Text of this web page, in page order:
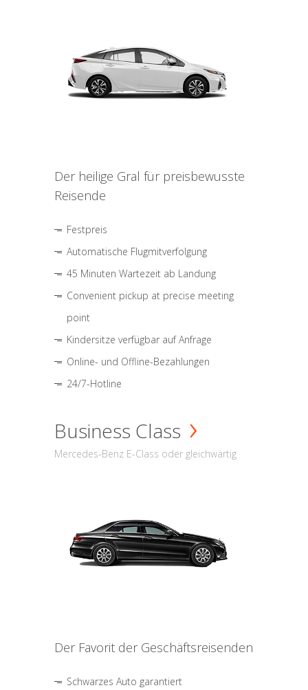
Der heilige Gral für preisbewusste
Reisende
Festpreis
Automatische Flugmitverfolgung
45 Minuten Wartezeit ab Landung
Convenient pickup at precise meeting
point
Kindersitze verfügbar auf Anfrage
Online- und Offline-Bezahlungen
24/7-Hotline
Business Class
Mercedes-Benz E-Class oder gleichwärtig
Der Favorit der Geschäftsreisenden
Schwarzes Auto garantiert